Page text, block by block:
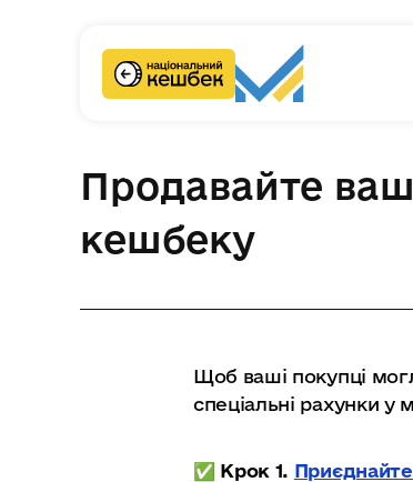
Продавайте
кешбеку
Щоб ваші покупці
спеціальні рахунки
✅️ Крок 1.